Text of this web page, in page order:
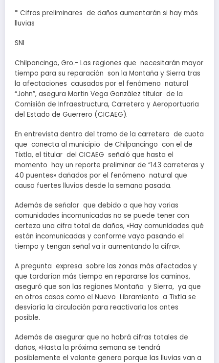
* Cifras preliminares de daños aumentarán si hay más
lluvias
SNI
Chilpancingo, Gro.- Las regiones que necesitarán mayor
tiempo para su reparación son la Montaña y Sierra tras
la afectaciones causadas por el fenómeno natural
“John”, asegura Martin Vega González titular de la
Comisión de Infraestructura, Carretera y Aeroportuaria
del Estado de Guerrero (CICAEG).
En entrevista dentro del tramo de la carretera de cuota
que conecta al municipio de Chilpancingo con el de
Tixtla, el titular del CICAEG señaló que hasta el
momento hay un reporte preliminar de “143 carreteras y
40 puentes» dañados por el fenómeno natural que
causo fuertes lluvias desde la semana pasada.
Además de señalar que debido a que hay varias
comunidades incomunicadas no se puede tener con
certeza una cifra total de daños, «Hay comunidades qué
están incomunicadas y conforme vaya pasando el
tiempo y tengan señal va ir aumentando la cifra».
A pregunta expresa sobre las zonas más afectadas y
que tardarían más tiempo en repararse los caminos,
aseguró que son las regiones Montaña y Sierra, ya que
en otros casos como el Nuevo Libramiento a Tixtla se
desviaría la circulación para reactivarla los antes
posible.
Además de asegurar que no habrá cifras totales de
daños, «Hasta la próxima semana se tendrá
posiblemente el volante genera porque las lluvias van a